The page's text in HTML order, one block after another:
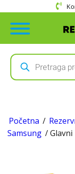
Products
search
Početna /
Samsung / Glavni